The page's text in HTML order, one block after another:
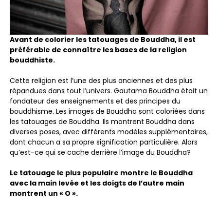
Avant de colorier les tatouages ​​de Bouddha, il est
préférable de connaître les bases de la religion
bouddhiste.
Cette religion est l’une des plus anciennes et des plus
répandues dans tout l’univers. Gautama Bouddha était un
fondateur des enseignements et des principes du
bouddhisme. Les images de Bouddha sont coloriées dans
les tatouages ​​de Bouddha. Ils montrent Bouddha dans
diverses poses, avec différents modèles supplémentaires,
dont chacun a sa propre signification particulière. Alors
qu’est-ce qui se cache derrière l’image du Bouddha?
Le tatouage le plus populaire montre le Bouddha
avec la main levée et les doigts de l’autre main
montrent un « O ».